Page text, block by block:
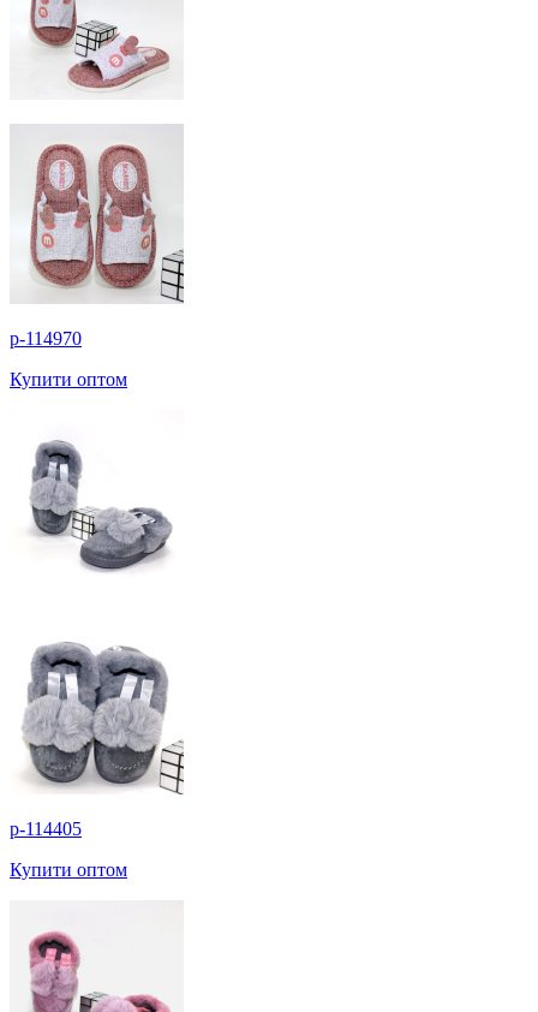
p-114970
Купити оптом
p-114405
Купити оптом